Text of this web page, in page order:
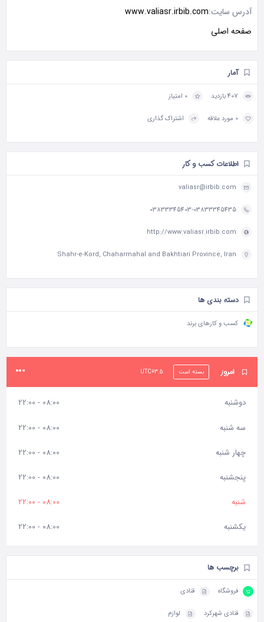
آدرس سایت:www.valiasr.irbib.com
صفحه اصلی
آمار
407 بازدید 0 امتیاز
0 مورد علاقه اشتراک گذاری
اطلاعات کسب و کار
valiasr@irbib.com
03833345403-03833345435
http://www.valiasr.irbib.com
Shahr-e-Kord, Chaharmahal and Bakhtiari Province, Iran
دسته بندی ها
کسب و کارهای برند
امروز بسته است UTC+3.5
دوشنبه 08:00 - 22:00
سه شنبه 08:00 - 22:00
چهار شنبه 08:00 - 22:00
پنجشنبه 08:00 - 22:00
شنبه 08:00 - 22:00
یکشنبه 08:00 - 22:00
برچسب ها
فروشگاه قنادی
قنادی شهرکرد لوازم